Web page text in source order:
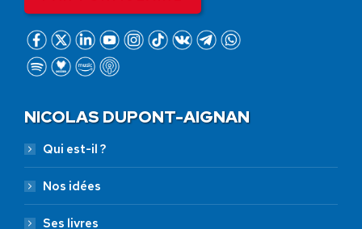
NICOLAS DUPONT-AIGNAN
Qui est-il ?
Nos idées
Ses livres